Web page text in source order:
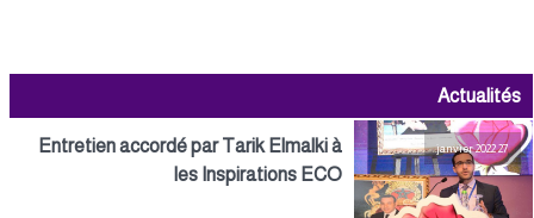
Actualités
27 janvier 2022
Entretien accordé par Tarik Elmalki à
les Inspirations ECO